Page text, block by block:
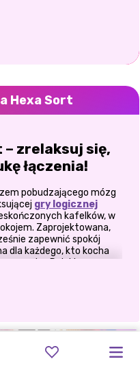
Hexa Sort
– zrelaksuj się,
łączenia!
pobudzającego mózg
gry logicznej
kafelków, w
Zaprojektowana,
zapewnić spokój
dla każdego, kto kocha
Dzięki
uważności i
POTRÓJNE